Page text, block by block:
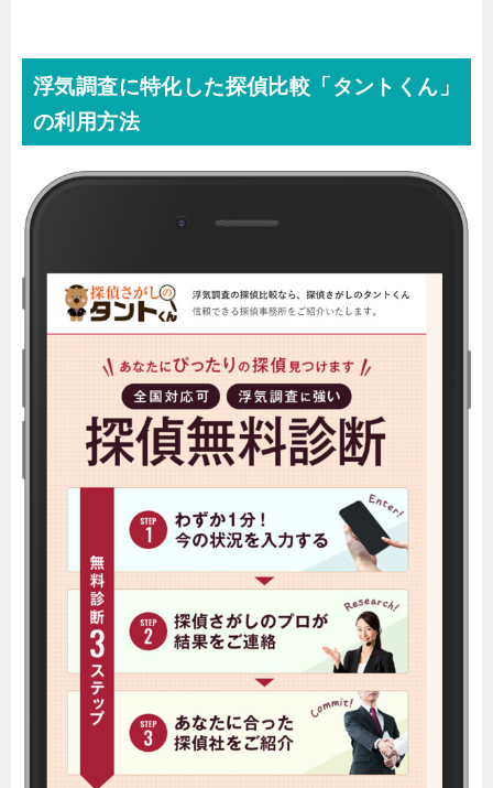
浮気調査に特化した探偵比較「タントくん」
の利用方法